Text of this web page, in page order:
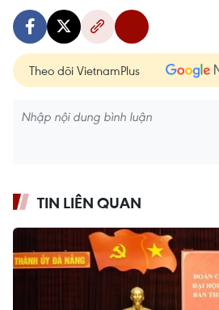
Theo dõi VietnamPlus
TIN LIÊN QUAN